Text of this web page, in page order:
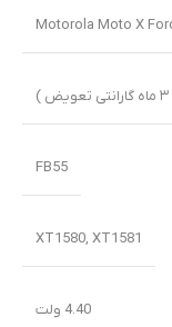
FB55
XT1580, XT1581
4.40 ولت